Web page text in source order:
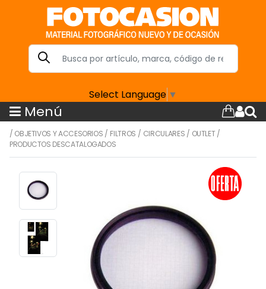
Select Language ▼
Menú
/ OBJETIVOS Y ACCESORIOS / FILTROS / CIRCULARES / OUTLET/
PRODUCTOS DESCATALOGADOS